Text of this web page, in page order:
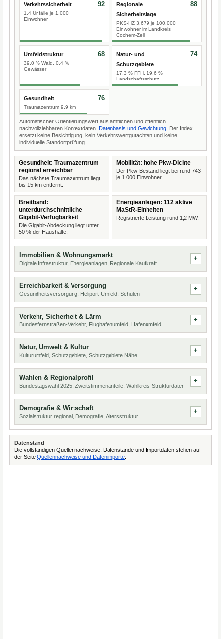
Verkehrssicherheit
1,4 Unfälle je 1.000
Einwohner
92
Regionale
Sicherheitslage
PKS-HZ 3.679 je 100.000
Einwohner im Landkreis
Cochem-Zell
88
Umfeldstruktur
39,0 % Wald, 0,4 %
Gewässer
68
Natur- und
Schutzgebiete
17,3 % FFH, 19,6 %
Landschaftsschutz
74
Gesundheit
Traumazentrum 9,9 km
76
Automatischer Orientierungswert aus amtlichen und öffentlich
nachvollziehbaren Kontextdaten. Datenbasis und Gewichtung . Der Index
ersetzt keine Besichtigung, kein Verkehrswertgutachten und keine
individuelle Standortprüfung.
Gesundheit: Traumazentrum
regional erreichbar
Das nächste Traumazentrum liegt
bis 15 km entfernt.
Mobilität: hohe Pkw-Dichte
Der Pkw-Bestand liegt bei rund 743
je 1.000 Einwohner.
Breitband:
unterdurchschnittliche
Gigabit-Verfügbarkeit
Die Gigabit-Abdeckung liegt unter
50 % der Haushalte.
Energieanlagen: 112 aktive
MaStR-Einheiten
Registrierte Leistung rund 1,2 MW.
Immobilien & Wohnungsmarkt
Digitale Infrastruktur, Energieanlagen, Regionale Kaufkraft
Erreichbarkeit & Versorgung
Gesundheitsversorgung, Heliport-Umfeld, Schulen
Verkehr, Sicherheit & Lärm
Bundesfernstraßen-Verkehr, Flughafenumfeld, Hafenumfeld
Natur, Umwelt & Kultur
Kulturumfeld, Schutzgebiete, Schutzgebiete Nähe
Wahlen & Regionalprofil
Bundestagswahl 2025, Zweitstimmenanteile, Wahlkreis-Strukturdaten
Demografie & Wirtschaft
Sozialstruktur regional, Demografie, Altersstruktur
Datenstand
Die vollständigen Quellennachweise, Datenstände und Importdaten stehen auf
der Seite Quellennachweise und Datenimporte